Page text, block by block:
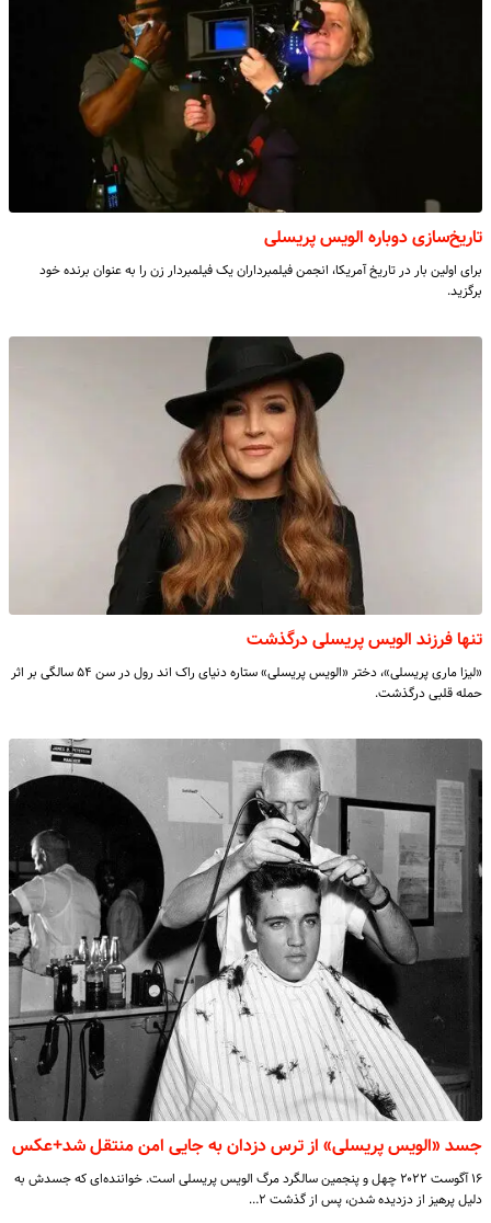
تاریخ‌سازی دوباره الویس پریسلی
برای اولین بار در تاریخ آمریکا، انجمن فیلمبرداران یک فیلمبردار زن را به عنوان برنده خود
برگزید.
تنها فرزند الویس پریسلی درگذشت
«لیزا ماری پریسلی»، دختر «الویس پریسلی» ستاره دنیای راک اند رول در سن ۵۴ سالگی بر اثر
حمله قلبی درگذشت.
جسد «الویس پریسلی» از ترس دزدان به جایی امن منتقل شد+عکس
۱۶ آگوست ۲۰۲۲ چهل و پنجمین سالگرد مرگ الویس پریسلی است. خواننده‌ای که جسدش به
دلیل پرهیز از دزدیده شدن، پس از گذشت ۲…